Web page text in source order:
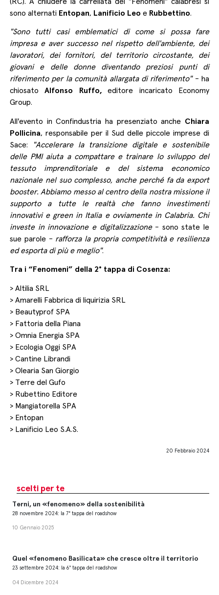
sono alternati Entopan, Lanificio Leo e Rubbettino.
"Sono tutti casi emblematici di come si possa fare
impresa e aver successo nel rispetto dell'ambiente, dei
lavoratori, dei fornitori, del territorio circostante, dei
giovani e delle donne diventando preziosi punti di
riferimento per la comunità allargata di riferimento"- ha
chiosatoAlfonso Ruffo,editore incaricato Economy
Group.
All'evento in Confindustria ha presenziato anche Chiara
Pollicina, responsabile per il Sud delle piccole imprese di
Sace:
"Accelerare la transizione digitale e sostenibile
delle PMI aiuta a compattare e trainare lo sviluppo del
tessuto imprenditoriale e del sistema economico
nazionale nel suo complesso, anche perché fa da export
booster. Abbiamo messo al centro della nostra missione il
supporto a tutte le realtà che fanno investimenti
innovativi e green in Italia e ovviamente in Calabria. Chi
investe in innovazione e digitalizzazione- sono state le
sue parole - rafforza la propria competitività e resilienza
ed esporta di più e meglio".
Tra i “Fenomeni” della 2° tappa di Cosenza:
> Altilia SRL
> Amarelli Fabbrica di liquirizia SRL
> Beautyprof SPA
> Fattoria della Piana
> Omnia Energia SPA
> Ecologia Oggi SPA
> Cantine Librandi
> Olearia San Giorgio
> Terre del Gufo
> Rubettino Editore
> Mangiatorella SPA
> Entopan
> Lanificio Leo S.A.S.
20 Febbraio 2024
scelti per te
Terni, un «fenomeno» della sostenibilità
28 novembre 2024: la 7° tappa del roadshow
10 Gennaio 2025
Quel «fenomeno Basilicata» che cresce oltre il territorio
23 settembre 2024: la 6° tappa del roadshow
04 Dicembre 2024